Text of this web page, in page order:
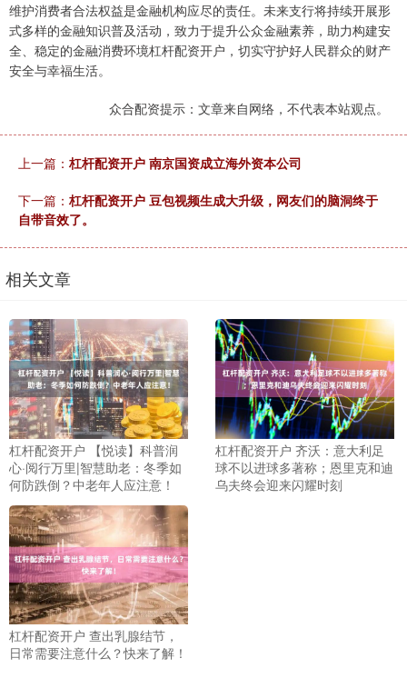
维护消费者合法权益是金融机构应尽的责任。未来支行将持续开展形
式多样的金融知识普及活动，致力于提升公众金融素养，助力构建安
全、稳定的金融消费环境杠杆配资开户，切实守护好人民群众的财产
安全与幸福生活。
众合配资提示：文章来自网络，不代表本站观点。
上一篇： 杠杆配资开户 南京国资成立海外资本公司
下一篇： 杠杆配资开户 豆包视频生成大升级，网友们的脑洞终于
自带音效了。
相关文章
杠杆配资开户 【悦读】科普润
心·阅行万里|智慧助老：冬季如
何防跌倒？中老年人应注意！
杠杆配资开户 齐沃：意大利足
球不以进球多著称；恩里克和迪
乌夫终会迎来闪耀时刻
杠杆配资开户 查出乳腺结节，
日常需要注意什么？快来了解！